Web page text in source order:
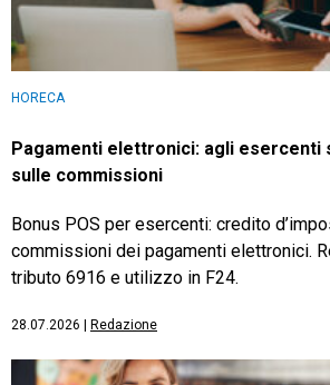
HORECA
Pagamenti elettronici: agli esercenti
sulle commissioni
Bonus POS per esercenti: credito
commissioni dei pagamenti elettronici.
tributo 6916 e utilizzo in F24.
28.07.2026 Redazione